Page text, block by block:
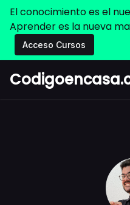
El conocimiento es el
Aprender es la nueva
Acceso Cursos